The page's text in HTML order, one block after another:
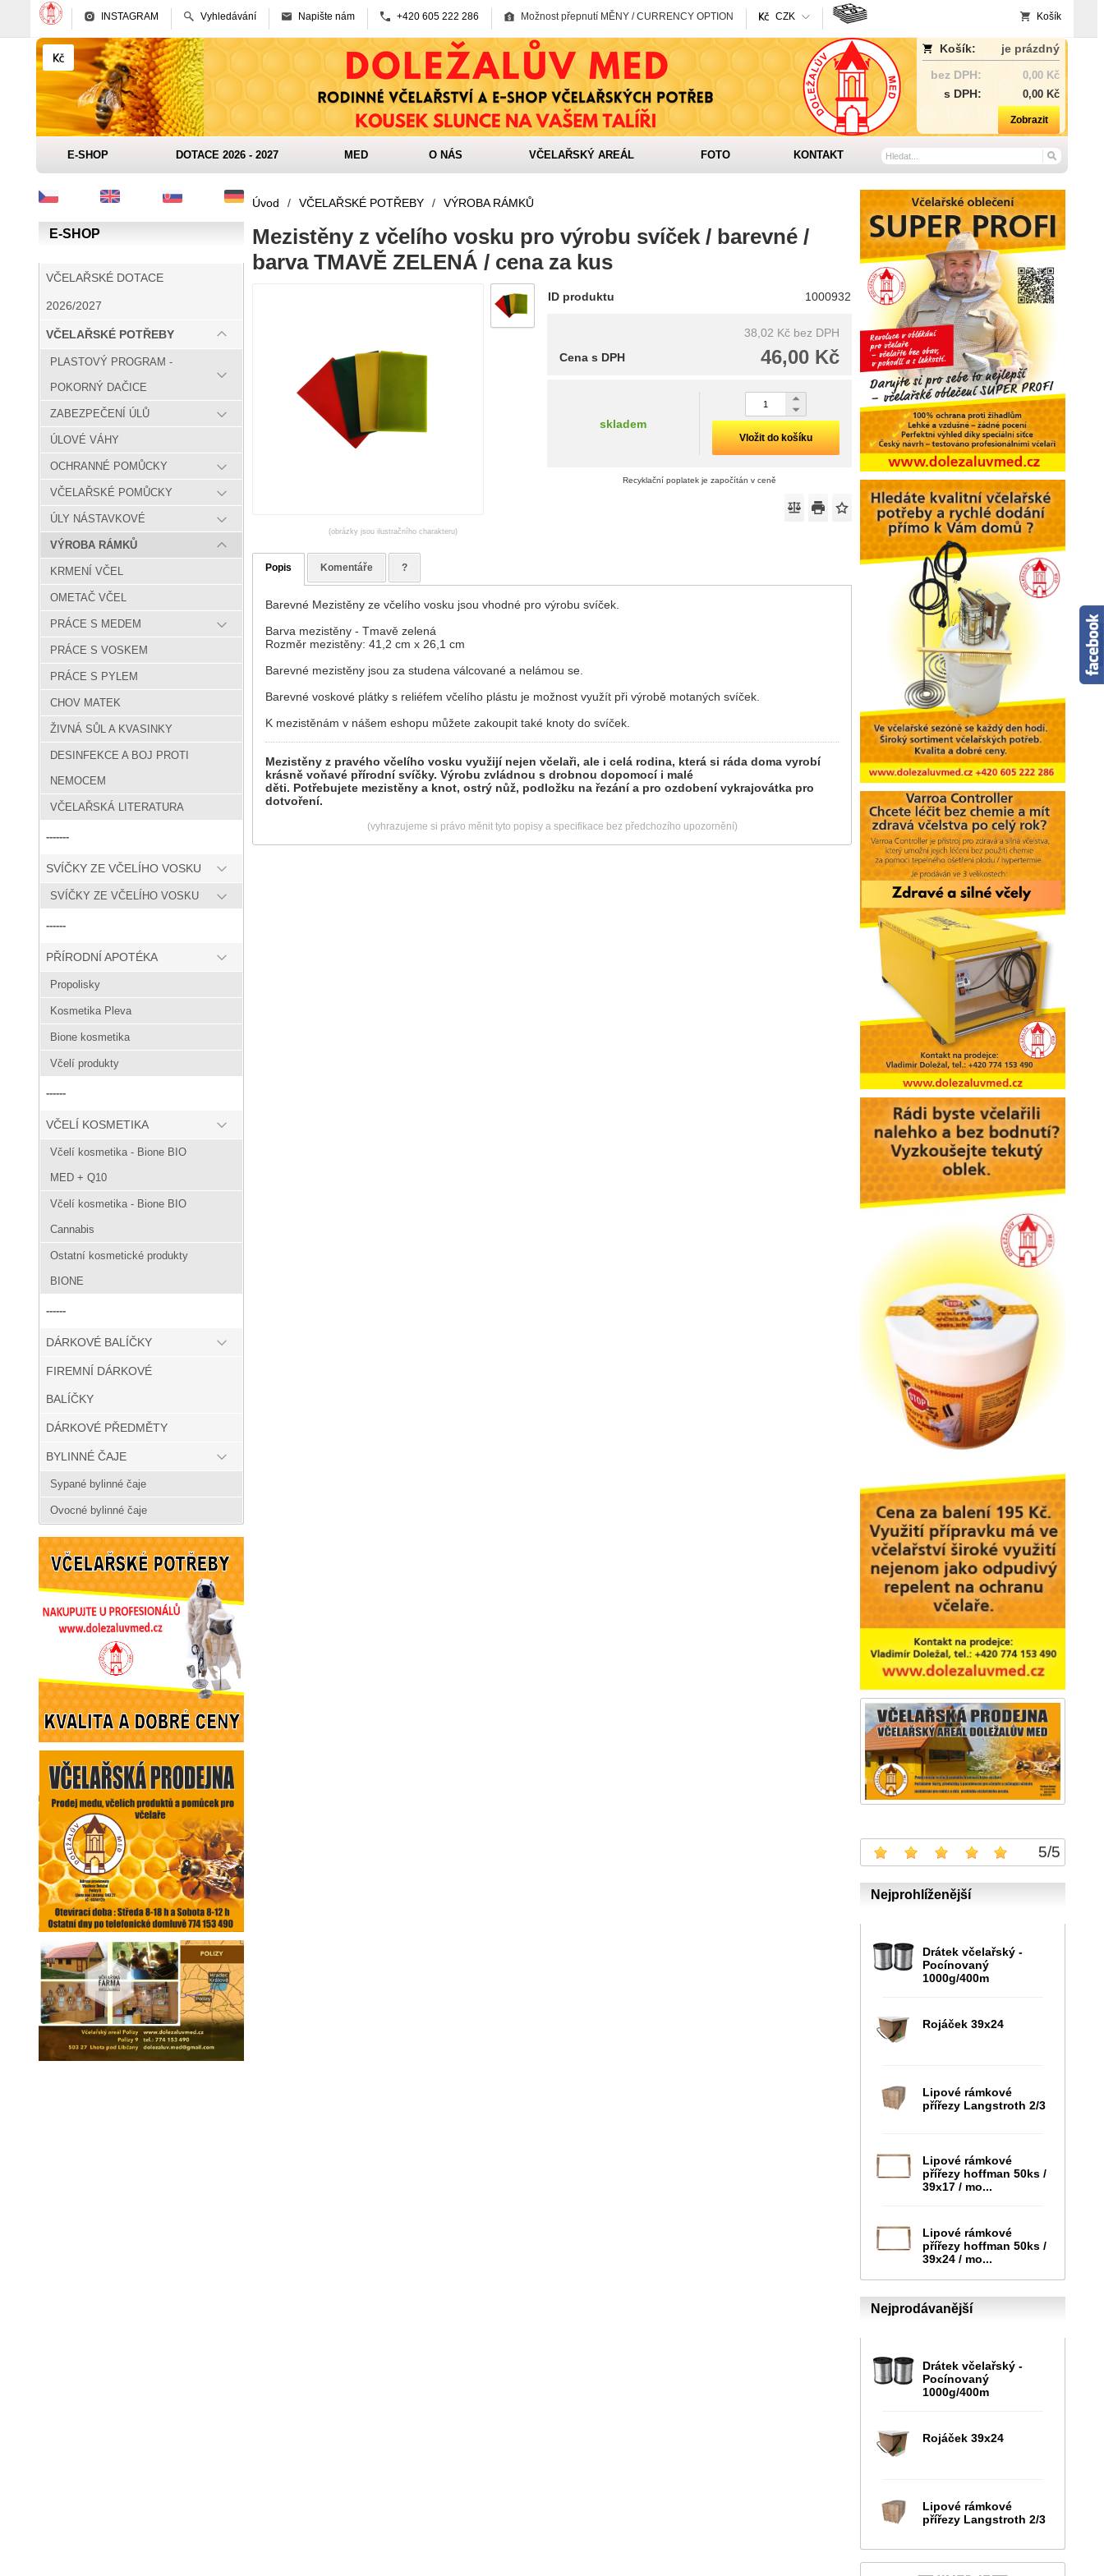
INSTAGRAM Vyhledávání Napište nám +420 605 222 286 Možnost přepnutí MĚNY / CURRENCY OPTION CZK Košík
Košík:
je prázdný
bez DPH:
0,00 Kč
s DPH: 0,00 Kč
Zobrazit
E-SHOP DOTACE 2026 - 2027 MED O NÁS VČELAŘSKÝ AREÁL FOTO KONTAKT
E-SHOP
VČELAŘSKÉ DOTACE
2026/2027
VČELAŘSKÉ POTŘEBY
PLASTOVÝ PROGRAM -
POKORNÝ DAČICE
ZABEZPEČENÍ ÚLŮ
ÚLOVÉ VÁHY
OCHRANNÉ POMŮCKY
VČELAŘSKÉ POMŮCKY
ÚLY NÁSTAVKOVÉ
VÝROBA RÁMKŮ
KRMENÍ VČEL
OMETAČ VČEL
PRÁCE S MEDEM
PRÁCE S VOSKEM
PRÁCE S PYLEM
CHOV MATEK
ŽIVNÁ SŮL A KVASINKY
DESINFEKCE A BOJ PROTI
NEMOCEM
VČELAŘSKÁ LITERATURA
-------
SVÍČKY ZE VČELÍHO VOSKU
SVÍČKY ZE VČELÍHO VOSKU
------
PŘÍRODNÍ APOTÉKA
Propolisky
Kosmetika Pleva
Bione kosmetika
Včelí produkty
------
VČELÍ KOSMETIKA
Včelí kosmetika - Bione BIO
MED + Q10
Včelí kosmetika - Bione BIO
Cannabis
Ostatní kosmetické produkty
BIONE
------
DÁRKOVÉ BALÍČKY
FIREMNÍ DÁRKOVÉ
BALÍČKY
DÁRKOVÉ PŘEDMĚTY
BYLINNÉ ČAJE
Sypané bylinné čaje
Ovocné bylinné čaje
5/5
Nejprohlíženější
Drátek včelařský -
Pocínovaný
1000g/400m
Rojáček 39x24
Lipové rámkové
přířezy Langstroth 2/3
Lipové rámkové
přířezy hoffman 50ks /
39x17 / mo...
Lipové rámkové
přířezy hoffman 50ks /
39x24 / mo...
Nejprodávanější
Drátek včelařský -
Pocínovaný
1000g/400m
Rojáček 39x24
Lipové rámkové
přířezy Langstroth 2/3
Úvod / VČELAŘSKÉ POTŘEBY / VÝROBA RÁMKŮ
Mezistěny z včelího vosku pro výrobu svíček / barevné /
barva TMAVĚ ZELENÁ / cena za kus
(obrázky jsou ilustračního charakteru)
ID produktu 1000932
38,02 Kč bez DPH
46,00 Kč
Cena s DPH
skladem
Vložit do košíku
Recyklační poplatek je započítán v ceně
Popis Komentáře ?
Barevné Mezistěny ze včelího vosku jsou vhodné pro výrobu svíček.
Barva mezistěny - Tmavě zelená
Rozměr mezistěny: 41,2 cm x 26,1 cm
Barevné mezistěny jsou za studena válcované a nelámou se.
Barevné voskové plátky s reliéfem včelího plástu je možnost využít při výrobě motaných svíček.
K mezistěnám v nášem eshopu můžete zakoupit také knoty do svíček.
Mezistěny z pravého včelího vosku využijí nejen včelaři, ale i celá rodina, která si ráda doma vyrobí
krásně voňavé přírodní svíčky. Výrobu zvládnou s drobnou dopomocí i malé
děti. Potřebujete mezistěny a knot, ostrý nůž, podložku na řezání a pro ozdobení vykrajovátka pro
dotvoření.
(vyhrazujeme si právo měnit tyto popisy a specifikace bez předchozího upozornění)